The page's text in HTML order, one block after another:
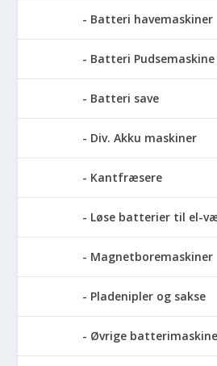
Batteri havemaskiner
Batteri
Batteri save
Div. Akku maskiner
Kantfræsere
Løse batterier til el-
Magnetboremaskiner
Pladenipler og sakse
Øvrige